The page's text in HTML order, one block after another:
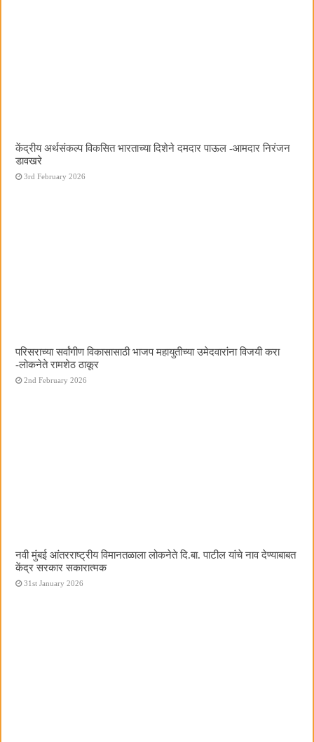
केंद्रीय अर्थसंकल्प विकसित भारताच्या दिशेने दमदार पाऊल -आमदार निरंजन
डावखरे
3rd February 2026
परिसराच्या सर्वांगीण विकासासाठी भाजप महायुतीच्या उमेदवारांना विजयी करा
-लोकनेते रामशेठ ठाकूर
2nd February 2026
नवी मुंबई आंतरराष्ट्रीय विमानतळाला लोकनेते दि.बा. पाटील यांचे नाव देण्याबाबत
केंद्र सरकार सकारात्मक
31st January 2026